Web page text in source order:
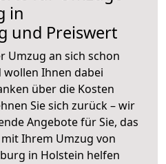
in
und Preiswert
Umzug an sich schon
Ihnen dabei
über die Kosten
Sie sich zurück – wir
Angebote für Sie, das
mit Ihrem Umzug von
in Holstein helfen